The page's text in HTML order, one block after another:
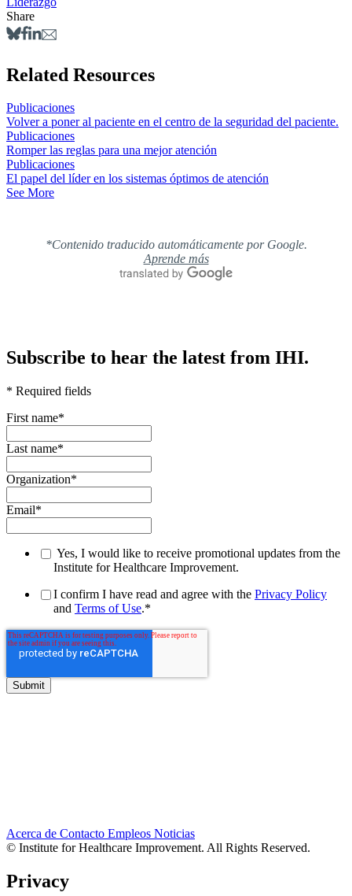
Share
Related Resources
Publicaciones
Volver a poner al paciente en el centro de la seguridad del paciente.
Publicaciones
Romper las reglas para una mejor atención
Publicaciones
El papel del líder en los sistemas óptimos de atención
See More
*Contenido traducido automáticamente por Google.
Aprende más
Subscribe to hear the latest from IHI.
* Required fields
First name*
Last name*
Organization*
Email*
Yes, I would like to receive promotional updates from the
Institute for Healthcare Improvement.
I confirm I have read and agree with the Privacy Policy
and Terms of Use.*
Acerca de Contacto Empleos Noticias
© Institute for Healthcare Improvement. All Rights Reserved.
Privacy